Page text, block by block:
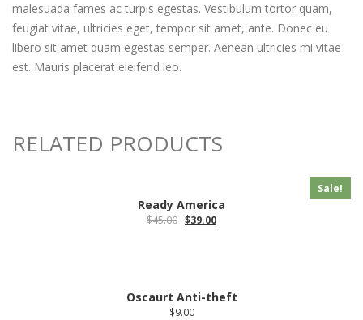
malesuada fames ac turpis egestas. Vestibulum tortor quam,
feugiat vitae, ultricies eget, tempor sit amet, ante. Donec eu
libero sit amet quam egestas semper. Aenean ultricies mi vitae
est. Mauris placerat eleifend leo.
RELATED PRODUCTS
Sale!
Ready America
$45.00 $39.00
Oscaurt Anti-theft
$9.00